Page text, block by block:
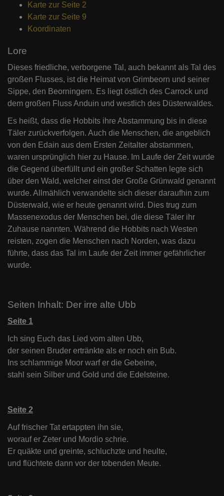
Karte zur Seite 2
Karte zur Seite 9
Koordinaten
Lore
Dieses friedliche, verborgene Tal, auch bekannt als Tal des
großen Flusses, ist die Heimat von Grimbeorn und seiner
Sippe, den Beorningern. Es liegt östlich des Carrock und
dem großen Fluss Anduin und westlich des Düsterwaldes.
Es heißt, dass die Hobbits ihre Abstammung bis in diese
Täler zurückverfolgen. Auch die Menschen, die angeblich
von den Edain aus dem Ersten Zeitalter abstammen,
waren ursprünglich hier zu Hause. Im Laufe der Zeit wurde
die Gegend überfüllt und ein großer Schatten legte sich
über den Wald, welcher einst der Große Grünwald genannt
wurde. Allmählich verwandelte sich dieser daraufhin zum
Düsterwald, wie er heute genannt wird. Dies trug zum
Massenexodus der Menschen bei, die diese Täler ihr
Zuhause nannten. Während die Hobbits nach Westen
reisten, zogen die Menschen nach Norden, was dazu
führte, dass das Tal im Laufe der Zeit immer gefährlicher
wurde.
Seiten Inhalt: Der irre alte Ubb
Seite 1
Ich sing Euch das Lied vom alten Ubb,
der seinen Bruder ertränkte als er noch ein Bub.
Ins schlammige Moor warf er die Gebeine,
stahl sein Silber und Gold und die Edelsteine.
Seite 2
Auf frischer Tat ertappten ihn sie,
worauf er Zeter und Mordio schrie.
Er quäkte und greinte, schluchzte und heulte,
und flüchtete dann vor der tobenden Meute.